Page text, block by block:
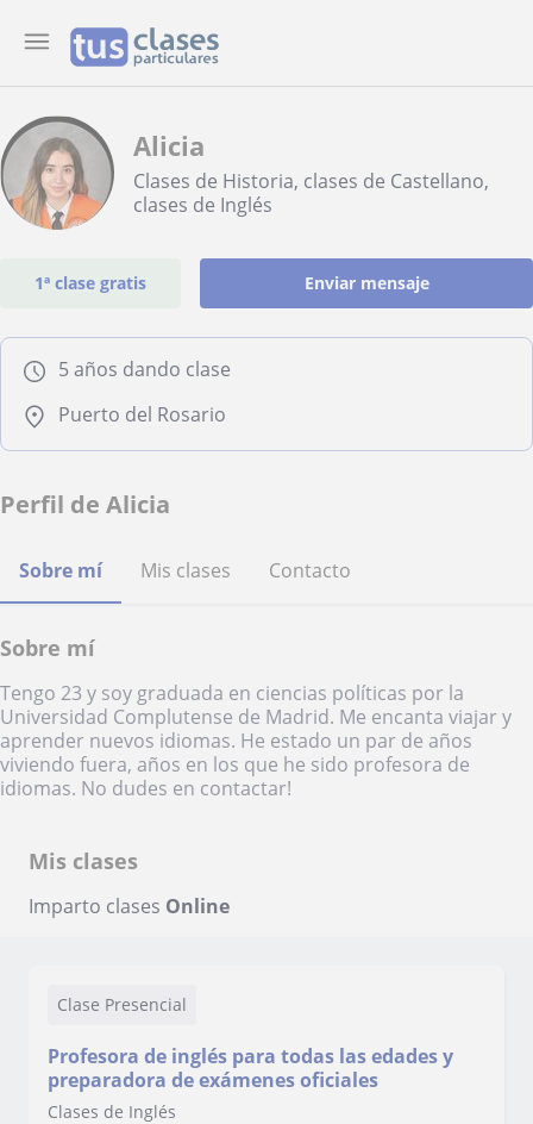
Alicia
Clases de Historia, clases de Castellano,
clases de Inglés
1ª clase gratis Enviar mensaje
5 años dando clase
Puerto del Rosario
Perfil de Alicia
Sobre mí Mis clases Contacto
Sobre mí
Tengo 23 y soy graduada en ciencias políticas por la
Universidad Complutense de Madrid. Me encanta viajar y
aprender nuevos idiomas. He estado un par de años
viviendo fuera, años en los que he sido profesora de
idiomas. No dudes en contactar!
Mis clases
Imparto clases Online
Clase Presencial
Profesora de inglés para todas las edades y
preparadora de exámenes oficiales
Clases de Inglés